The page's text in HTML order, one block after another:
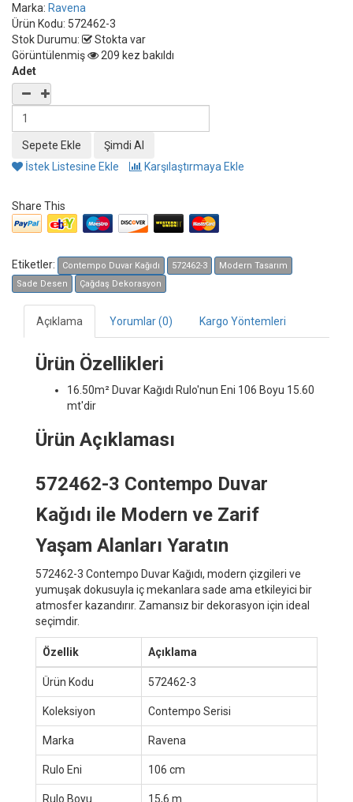
Marka: Ravena
Ürün Kodu: 572462-3
Stok Durumu:
Stokta var
Görüntülenmiş
209 kez bakıldı
Adet
İstek Listesine Ekle Karşılaştırmaya Ekle
Share This
Etiketler: Contempo Duvar Kağıdı 572462-3
Modern Tasarım
Sade Desen
Çağdaş Dekorasyon
Açıklama Yorumlar (0) Kargo Yöntemleri
Ürün Özellikleri
16.50m² Duvar Kağıdı Rulo'nun Eni 106 Boyu 15.60
mt'dir
Ürün Açıklaması
572462-3 Contempo Duvar
Kağıdı ile Modern ve Zarif
Yaşam Alanları Yaratın
572462-3 Contempo Duvar Kağıdı, modern çizgileri ve
yumuşak dokusuyla iç mekanlara sade ama etkileyici bir
atmosfer kazandırır. Zamansız bir dekorasyon için ideal
seçimdir.
Özellik Açıklama
Ürün Kodu 572462-3
Koleksiyon Contempo Serisi
Marka Ravena
Rulo Eni 106 cm
Rulo Boyu 15,6 m